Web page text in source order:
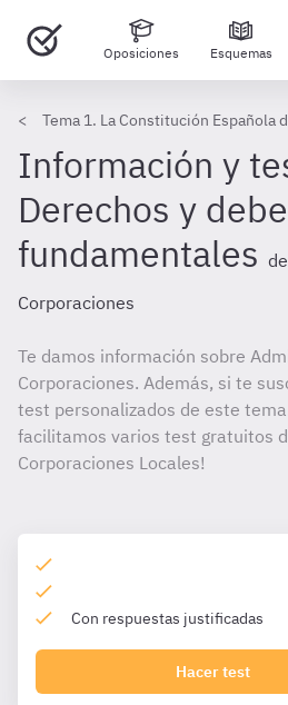
Oposiciones Esquemas
Tema 1. La Constitución Española
Información y
Derechos y
fundamentales
Corporaciones
Te damos información sobre
Corporaciones. Además, si te
test personalizados de este
facilitamos varios test gratuitos
Corporaciones Locales!
Con respuestas justificadas
Hacer test